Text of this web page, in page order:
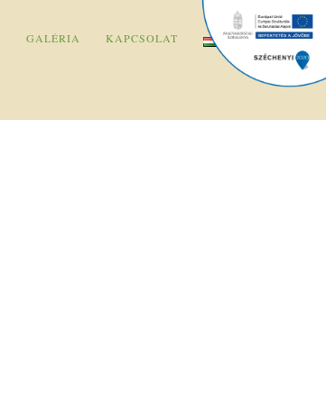
GALÉRIA KAPCSOLAT HUN